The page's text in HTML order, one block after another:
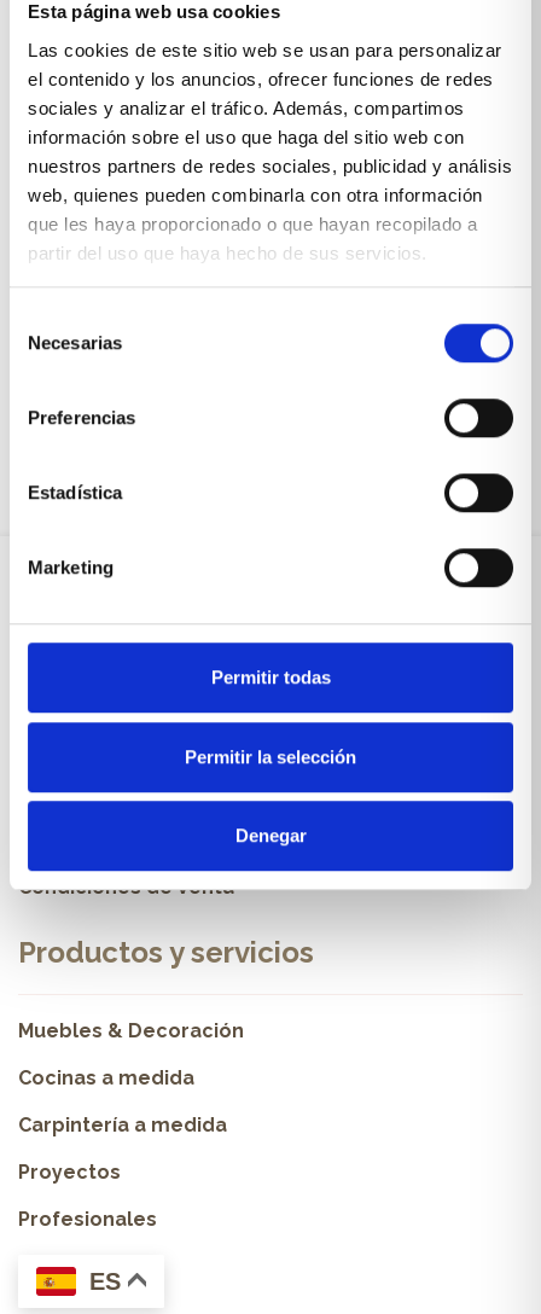
Esta página web usa cookies
Las cookies de este sitio web se usan para personalizar
el contenido y los anuncios, ofrecer funciones de redes
sociales y analizar el tráfico. Además, compartimos
información sobre el uso que haga del sitio web con
nuestros partners de redes sociales, publicidad y análisis
web, quienes pueden combinarla con otra información
que les haya proporcionado o que hayan recopilado a
partir del uso que haya hecho de sus servicios.
Necesarias
Preferencias
Estadística
Marketing
Permitir todas
Permitir la selección
Denegar
Sobre Xíkara
Reseñas Google
Condiciones de venta
Productos y servicios
Muebles & Decoración
Cocinas a medida
Carpintería a medida
Proyectos
Profesionales
ES